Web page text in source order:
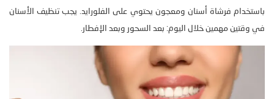
باستخدام فرشاة أسنان ومعجون يحتوي على الفلورايد. يجب تنظيف الأسنان
في وقتين مهمين خلال اليوم: بعد السحور وبعد الإفطار.